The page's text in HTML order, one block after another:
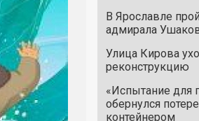
В Ярославле
адмирала
Улица Кирова
реконструкцию
«Испытание для
обернулся
контейнером